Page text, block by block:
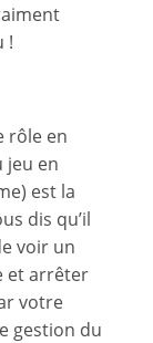
!
rôle en
jeu en
est la
dis qu’il
voir un
et arrêter
votre
gestion du